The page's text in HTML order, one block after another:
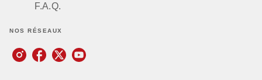
F.A.Q.
NOS RÉSEAUX